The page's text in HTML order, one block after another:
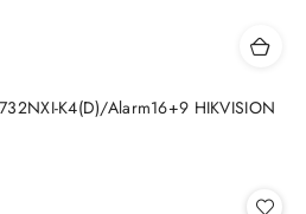
K4(D)/Alarm16+9 HIKVISION